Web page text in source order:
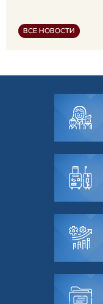
ВСЕ НОВОСТИ